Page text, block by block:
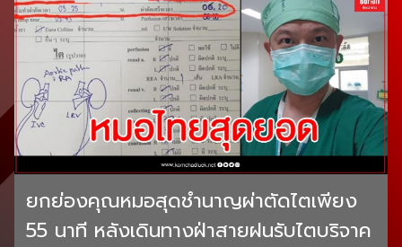
ยกย่องคุณหมอสุดชำนาญผ่าตัดไตเพียง
55 นาที หลังเดินทางฝ่าสายฝนรับไตบริจาค